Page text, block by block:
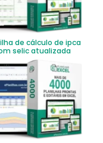
de cálculo de ipca
selic atualizada